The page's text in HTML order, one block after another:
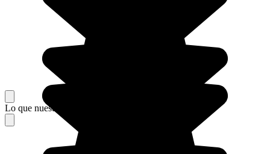
Lo que nuestros viajeros piensan de su estancia